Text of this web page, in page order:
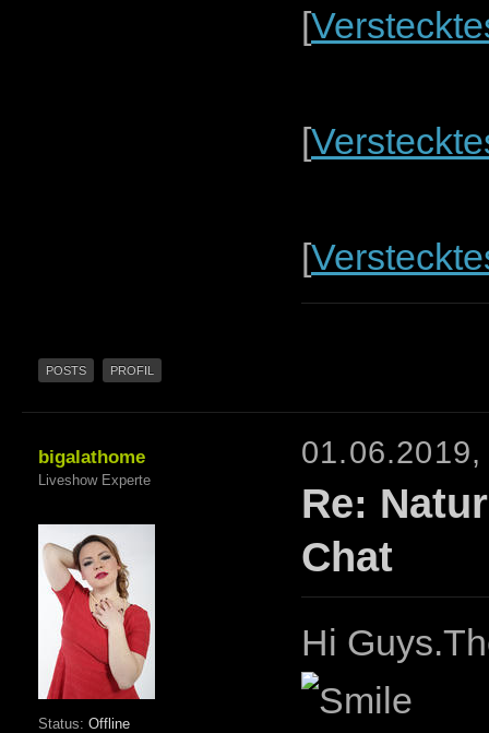
[
[
[
POSTS PROFIL
bigalathome
Liveshow Experte
Status: Offline
Re:
Chat
Hi